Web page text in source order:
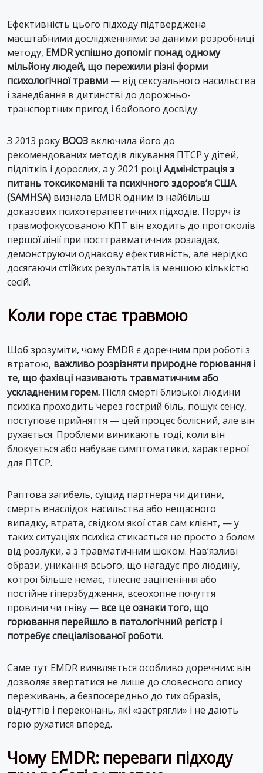
Ефективність цього підходу підтверджена
масштабними дослідженнями: за даними розробниці
методу, EMDR успішно допоміг понад одному
мільйону людей, що пережили різні форми
психологічної травми — від сексуального насильства
і занедбання в дитинстві до дорожньо-
транспортних пригод і бойового досвіду.
З 2013 року ВООЗ включила його до
рекомендованих методів лікування ПТСР у дітей,
підлітків і дорослих, а у 2021 році Адміністрація з
питань токсикоманії та психічного здоров’я США
(SAMHSA) визнала EMDR одним із найбільш
доказових психотерапевтичних підходів. Поруч із
травмофокусованою КПТ він входить до протоколів
першої лінії при посттравматичних розладах,
демонструючи однакову ефективність, але нерідко
досягаючи стійких результатів із меншою кількістю
сесій.
Коли горе стає травмою
Щоб зрозуміти, чому EMDR є доречним при роботі з
втратою, важливо розрізняти природне горювання і
те, що фахівці називають травматичним або
ускладненим горем. Після смерті близької людини
психіка проходить через гострий біль, пошук сенсу,
поступове прийняття — цей процес болісний, але він
рухається. Проблеми виникають тоді, коли він
блокується або набуває симптоматики, характерної
для ПТСР.
Раптова загибель, суїцид партнера чи дитини,
смерть внаслідок насильства або нещасного
випадку, втрата, свідком якої став сам клієнт, — у
таких ситуаціях психіка стикається не просто з болем
від розлуки, а з травматичним шоком. Нав’язливі
образи, уникання всього, що нагадує про людину,
котрої більше немає, тілесне заціпеніння або
постійне гіперзбудження, всеохопне почуття
провини чи гніву — все це ознаки того, що
горювання перейшло в патологічний регістр і
потребує спеціалізованої роботи.
Саме тут EMDR виявляється особливо доречним: він
дозволяє звертатися не лише до словесного опису
переживань, а безпосередньо до тих образів,
відчуттів і переконань, які «застрягли» і не дають
горю рухатися вперед.
Чому EMDR: переваги підходу